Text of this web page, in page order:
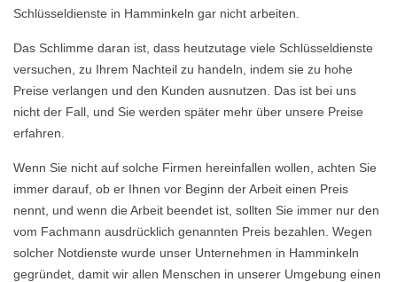
Schlüsseldienste in Hamminkeln gar nicht arbeiten.
Das Schlimme daran ist, dass heutzutage viele Schlüsseldienste
versuchen, zu Ihrem Nachteil zu handeln, indem sie zu hohe
Preise verlangen und den Kunden ausnutzen. Das ist bei uns
nicht der Fall, und Sie werden später mehr über unsere Preise
erfahren.
Wenn Sie nicht auf solche Firmen hereinfallen wollen, achten Sie
immer darauf, ob er Ihnen vor Beginn der Arbeit einen Preis
nennt, und wenn die Arbeit beendet ist, sollten Sie immer nur den
vom Fachmann ausdrücklich genannten Preis bezahlen. Wegen
solcher Notdienste wurde unser Unternehmen in Hamminkeln
gegründet, damit wir allen Menschen in unserer Umgebung einen